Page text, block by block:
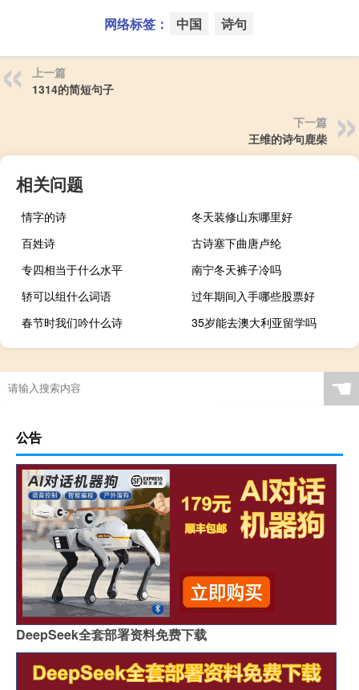
网络标签： 中国 诗句
上一篇
1314的简短句子
下一篇
王维的诗句鹿柴
相关问题
情字的诗
冬天装修山东哪里好
百姓诗
古诗塞下曲唐卢纶
专四相当于什么水平
南宁冬天裤子冷吗
轿可以组什么词语
过年期间入手哪些股票好
春节时我们吟什么诗
35岁能去澳大利亚留学吗
☚
公告
DeepSeek全套部署资料免费下载